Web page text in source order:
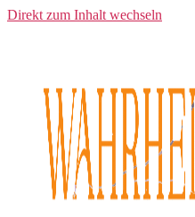
Direkt zum Inhalt wechseln